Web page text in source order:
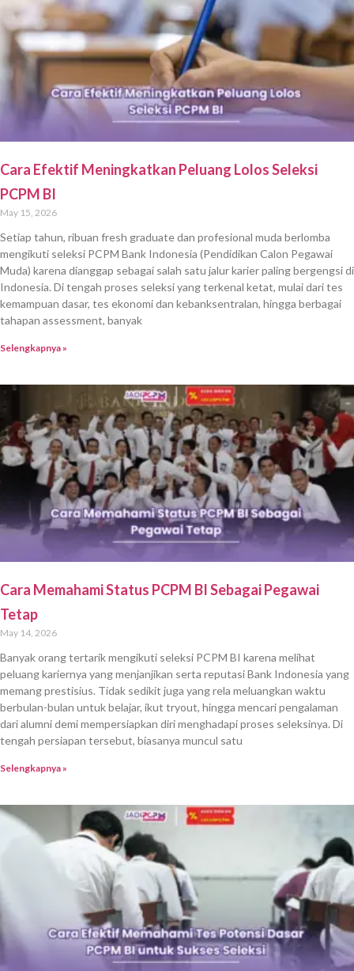
Cara Efektif Meningkatkan Peluang Lolos Seleksi
PCPM BI
May 15, 2026
Setiap tahun, ribuan fresh graduate dan profesional muda berlomba
mengikuti seleksi PCPM Bank Indonesia (Pendidikan Calon Pegawai
Muda) karena dianggap sebagai salah satu jalur karier paling bergengsi di
Indonesia. Di tengah proses seleksi yang terkenal ketat, mulai dari tes
kemampuan dasar, tes ekonomi dan kebanksentralan, hingga berbagai
tahapan assessment, banyak
Selengkapnya »
Cara Memahami Status PCPM BI Sebagai Pegawai
Tetap
May 14, 2026
Banyak orang tertarik mengikuti seleksi PCPM BI karena melihat
peluang kariernya yang menjanjikan serta reputasi Bank Indonesia yang
memang prestisius. Tidak sedikit juga yang rela meluangkan waktu
berbulan-bulan untuk belajar, ikut tryout, hingga mencari pengalaman
dari alumni demi mempersiapkan diri menghadapi proses seleksinya. Di
tengah persiapan tersebut, biasanya muncul satu
Selengkapnya »